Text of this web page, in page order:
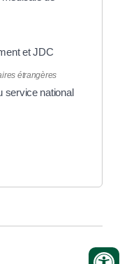
et JDC
étrangères
service national